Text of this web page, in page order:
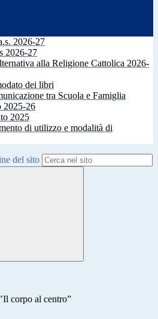
2026-27
2026-27
alla Religione Cattolica 2026-
dei libri
tra Scuola e Famiglia
2025-26
2025
di utilizzo e modalità di
del sito
corpo al centro”